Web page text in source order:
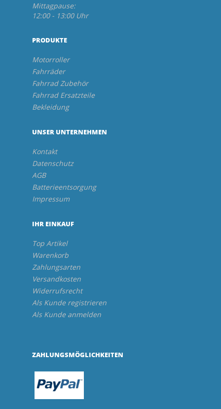
Mittagpause:
12:00 - 13:00 Uhr
PRODUKTE
Motorroller
Fahrräder
Fahrrad Zubehör
Fahrrad Ersatzteile
Bekleidung
UNSER UNTERNEHMEN
Kontakt
Datenschutz
AGB
Batterieentsorgung
Impressum
IHR EINKAUF
Top Artikel
Warenkorb
Zahlungsarten
Versandkosten
Widerrufsrecht
Als Kunde registrieren
Als Kunde anmelden
ZAHLUNGSMÖGLICHKEITEN